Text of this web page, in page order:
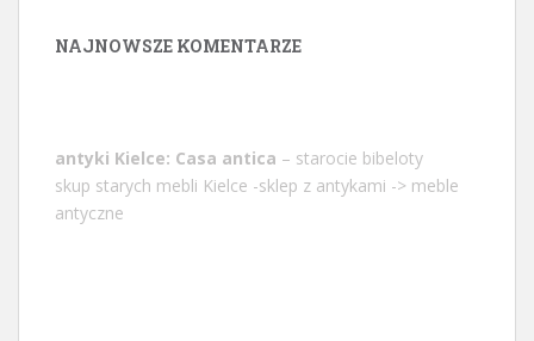
NAJNOWSZE KOMENTARZE
antyki Kielce: Casa antica – starocie bibeloty
skup starych mebli Kielce -sklep z antykami -> meble
antyczne